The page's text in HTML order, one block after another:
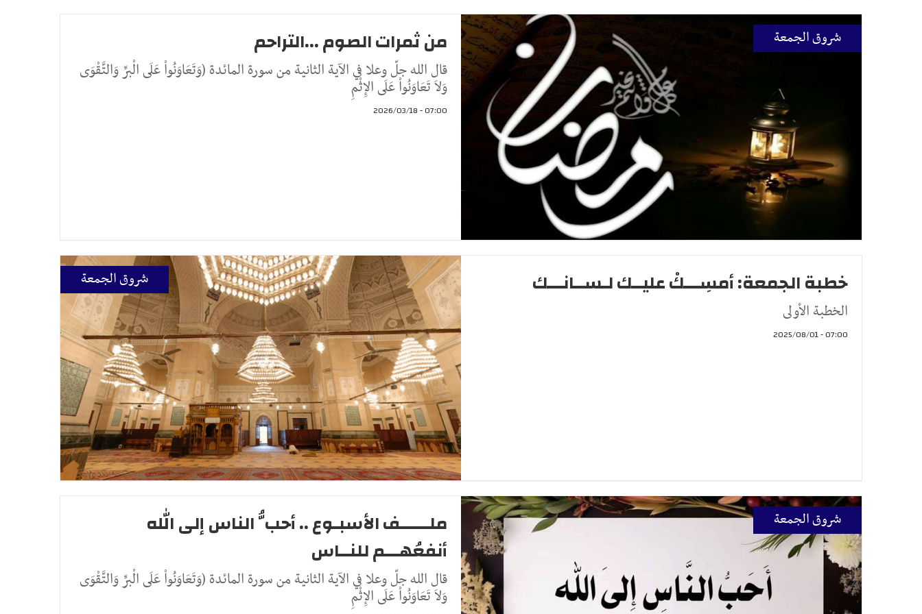
شروق الجمعة من ثمرات الصوم ...التراحم
قال الله جلّ وعلا في الآية الثانية من سورة المائدة (وَتَعَاوَنُواْ عَلَى الْبرِّ وَالتَّقْوَى
وَلاَ تَعَاوَنُواْ عَلَى الإِثْمِ
07:00 - 2026/03/18
شروق الجمعة خطبة الجمعة: أمسِـــكْ عليــك لـســانـــك
الخطبة الأولى
07:00 - 2025/08/01
شروق الجمعة
ملــــــف الأسبـوع .. أحبُّ الناس إلى الله
أنفعُهـــم للنــاس
قال الله جلّ وعلا في الآية الثانية من سورة المائدة (وَتَعَاوَنُواْ عَلَى الْبرِّ وَالتَّقْوَى
وَلاَ تَعَاوَنُواْ عَلَى الإِثْمِ